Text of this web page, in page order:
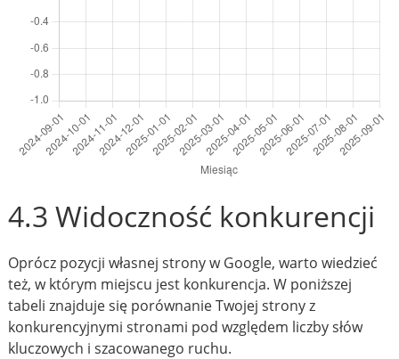
4.3 Widoczność konkurencji
Oprócz pozycji własnej strony w Google, warto wiedzieć
też, w którym miejscu jest konkurencja. W poniższej
tabeli znajduje się porównanie Twojej strony z
konkurencyjnymi stronami pod względem liczby słów
kluczowych i szacowanego ruchu.